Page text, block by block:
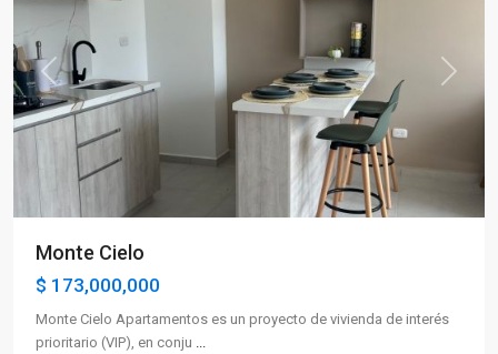
Previous Next
Monte Cielo
$ 173,000,000
Monte Cielo Apartamentos es un proyecto de vivienda de interés
prioritario (VIP), en conju ...